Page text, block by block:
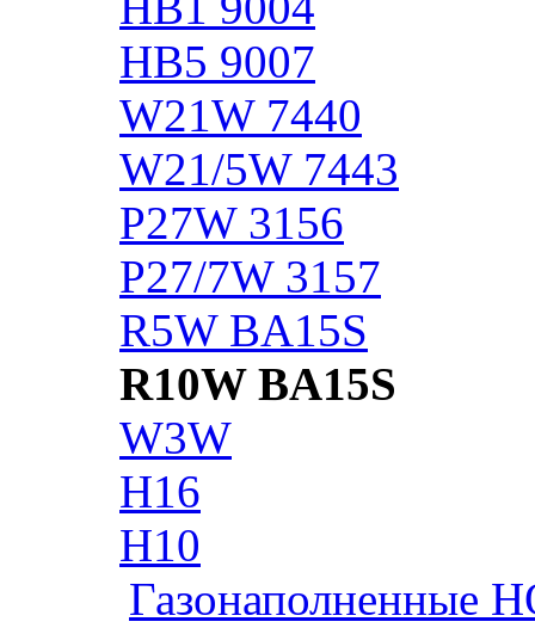
HB5 9007
W21W 7440
W21/5W 7443
P27W 3156
P27/7W 3157
R5W BA15S
R10W BA15S
W3W
H16
H10
Газонаполненные